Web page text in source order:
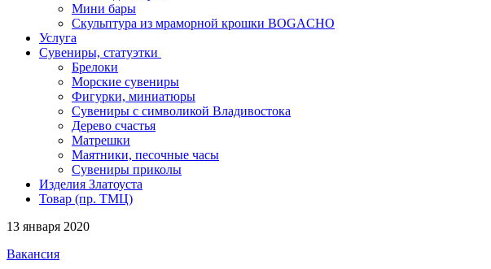
Мини бары
Скульптура из мраморной крошки BOGACHO
Услуга
Сувениры, статуэтки
Брелоки
Морские сувениры
Фигурки, миниатюры
Сувениры с символикой Владивостока
Дерево счастья
Матрешки
Маятники, песочные часы
Сувениры приколы
Изделия Златоуста
Товар (пр. ТМЦ)
13 января 2020
Вакансия